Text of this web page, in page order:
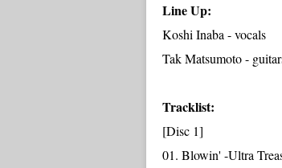
Line Up:
Koshi Inaba - vocals
Tak Matsumoto -
Tracklist:
[Disc 1]
01. Blowin' -Ultra